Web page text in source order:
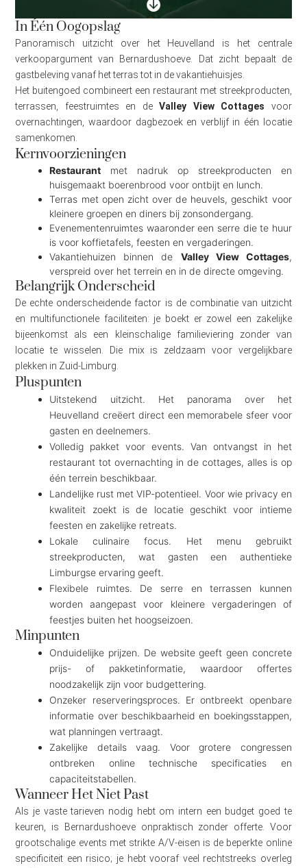
In Één Oogopslag
Panoramisch uitzicht over het Heuvelland is het centrale
verkoopargument van Bernardushoeve. Dat zicht bepaalt de
gastbeleving vanaf het terras tot in de vakantiehuisjes.
Het buitengoed combineert een restaurant met streekproducten,
terrassen, feestruimtes en deValley View Cottages voor
overnachtingen, waardoor dagbezoek en verblijf in één locatie
samenkomen.
Kernvoorzieningen
Restaurant met nadruk op streekproducten en
huisgemaakt boerenbrood voor ontbijt en lunch.
Terras met open zicht over de heuvels, geschikt voor
kleinere groepen en diners bij zonsondergang.
Evenementenruimtes waaronder een serre die te huur
is voor koffietafels, feesten en vergaderingen.
Vakantiehuizen binnen de Valley View Cottages,
verspreid over het terrein en in de directe omgeving.
Belangrijk Onderscheid
De echte onderscheidende factor is de combinatie van uitzicht
en multifunctionele faciliteiten: je boekt er zowel een zakelijke
bijeenkomst als een kleinschalige familieviering zonder van
locatie te wisselen. Die mix is zeldzaam voor vergelijkbare
plekken in Zuid-Limburg.
Pluspunten
Uitstekend uitzicht. Het panorama over het
Heuvelland creëert direct een memorabele sfeer voor
gasten en deelnemers.
Volledig pakket voor events. Van ontvangst in het
restaurant tot overnachting in de cottages, alles is op
één terrein beschikbaar.
Landelijke rust met VIP-potentieel. Voor wie privacy en
kwaliteit zoekt is de locatie geschikt voor intieme
feesten en zakelijke retreats.
Lokale culinaire focus. Het menu gebruikt
streekproducten, wat gasten een authentieke
Limburgse ervaring geeft.
Flexibele ruimtes. De serre en terrassen kunnen
worden aangepast voor kleinere vergaderingen of
feestjes buiten het hoogseizoen.
Minpunten
Onduidelijke prijzen. De website geeft geen concrete
prijs- of pakketinformatie, waardoor offertes
noodzakelijk zijn voor budgettering.
Onzeker reserveringsproces. Er ontbreekt openbare
informatie over beschikbaarheid en boekingsstappen,
wat planningen vertraagt.
Zakelijke details vaag. Voor grotere congressen
ontbreken online technische specificaties en
capaciteitstabellen.
Wanneer Het Niet Past
Als je vaste tarieven nodig hebt om intern een budget goed te
keuren, is Bernardushoeve onpraktisch zonder offerte. Voor
grootschalige events met strikte A/V-eisen is de beperkte online
specificiteit een risico; je hebt vooraf veel rechtstreeks overleg